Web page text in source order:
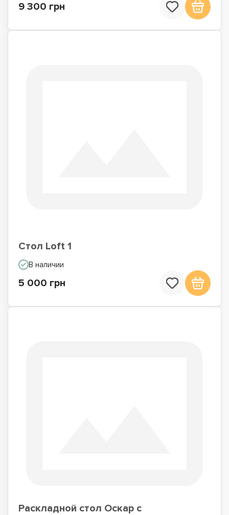
9 300 грн
Стол Loft 1
В наличии
5 000 грн
Раскладной стол Оскар с